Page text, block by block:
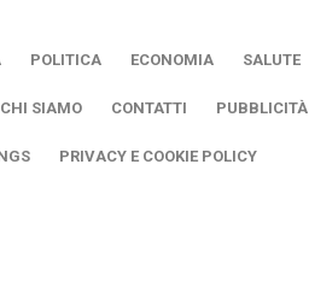
POLITICA ECONOMIA SALUTE
CHI SIAMO CONTATTI PUBBLICITÀ
PRIVACY E COOKIE POLICY